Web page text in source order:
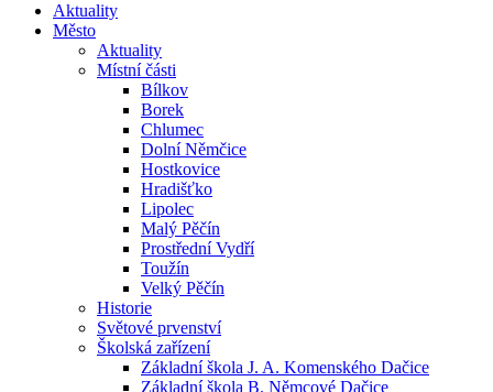
Aktuality
Město
Aktuality
Místní části
Bílkov
Borek
Chlumec
Dolní Němčice
Hostkovice
Hradišťko
Lipolec
Malý Pěčín
Prostřední Vydří
Toužín
Velký Pěčín
Historie
Světové prvenství
Školská zařízení
Základní škola J. A. Komenského Dačice
Základní škola B. Němcové Dačice